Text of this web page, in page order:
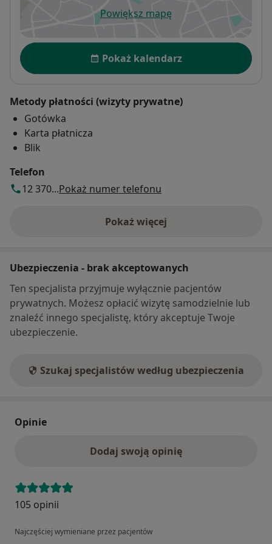
Powiększ mapęotwiera się w nowej karcie
Dostępność
Pokaż kalendarz
Metody płatności (wizyty prywatne)
Gotówka
Karta płatnicza
Blik
Telefon
12 370...Pokaż numer telefonu
Pokaż więcej
o adresie
Ubezpieczenia - brak akceptowanych
Ten specjalista przyjmuje wyłącznie pacjentów
prywatnych. Możesz opłacić wizytę samodzielnie lub
znaleźć innego specjalistę, który akceptuje Twoje
ubezpieczenie.
Szukaj specjalistów według ubezpieczenia
Opinie
Dodaj swoją opinię
105 opinii
Najczęściej wymieniane przez pacjentów